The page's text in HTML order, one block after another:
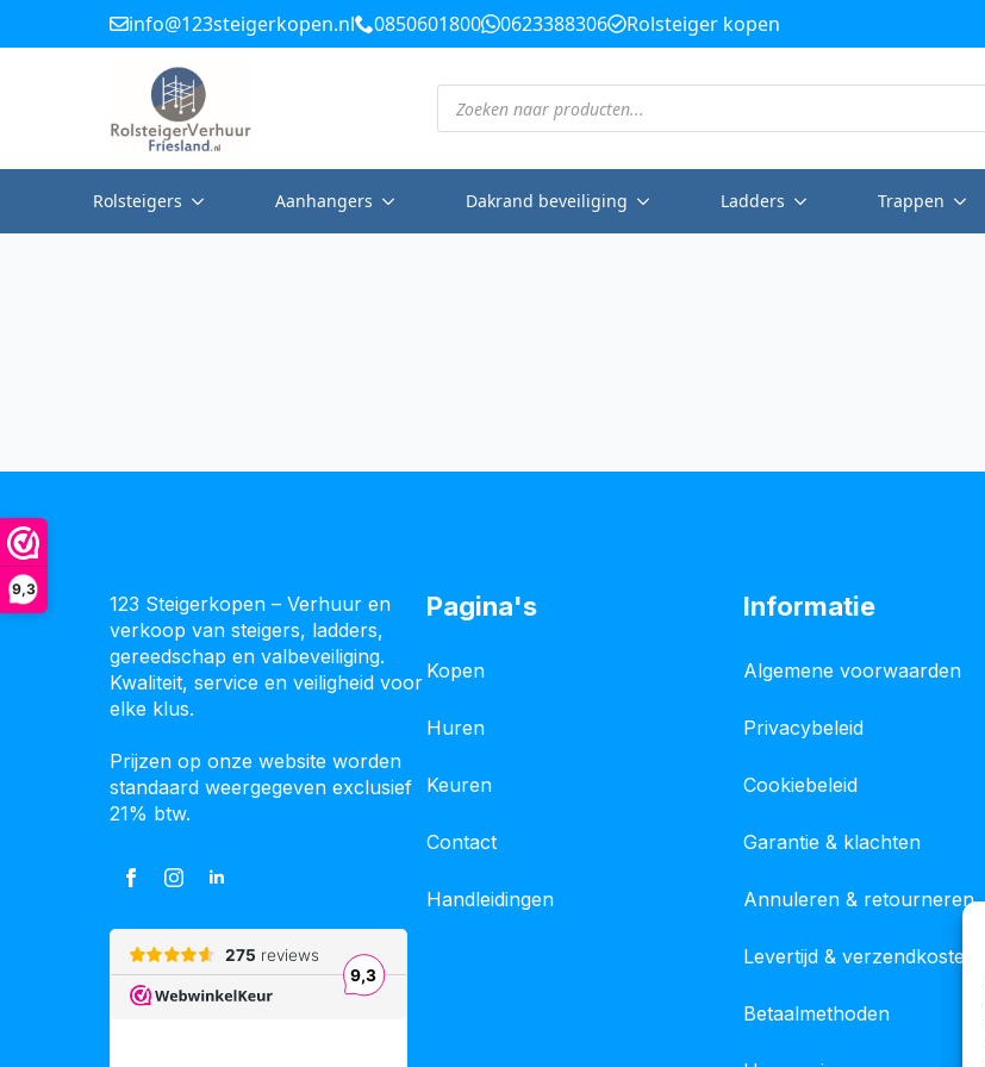
9,3
info@123steigerkopen.nl 0850601800 0623388306 Rolsteiger kopen
Producten
zoeken
Rolsteigers Aanhangers Dakrand beveiliging Ladders Trappen
123 Steigerkopen – Verhuur en
verkoop van steigers, ladders,
gereedschap en valbeveiliging.
Kwaliteit, service en veiligheid voor
elke klus.
Prijzen op onze website worden
standaard weergegeven exclusief
21% btw.
Pagina's
Kopen
Huren
Keuren
Contact
Handleidingen
Informatie
Algemene voorwaarden
Privacybeleid
Cookiebeleid
Garantie & klachten
Annuleren & retourneren
Levertijd & verzendkosten
Betaalmethoden